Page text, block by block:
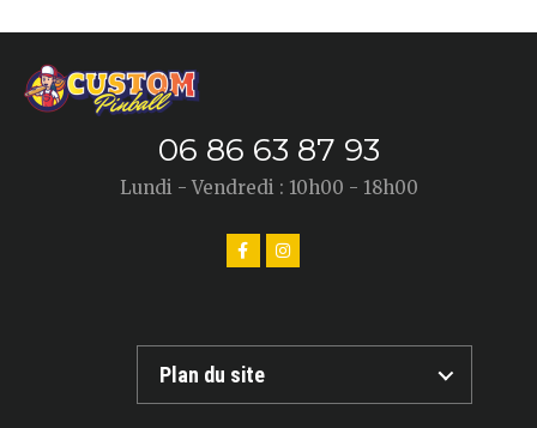
06 86 63 87 93
Lundi - Vendredi : 10h00 - 18h00
Plan du site